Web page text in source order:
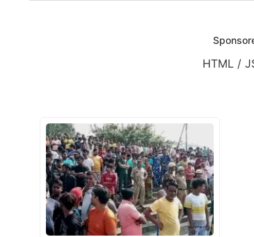
HTML /
HTML / JS Code